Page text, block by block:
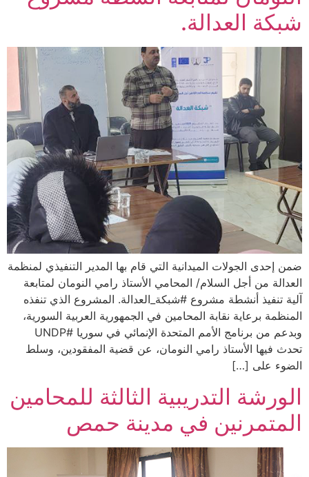
شبكة العدالة.
ضمن إحدى الجولات الميدانية التي قام بها المدير التنفيذي لمنظمة
العدالة من أجل السلام/ المحامي الأستاذ رامي النومان لمتابعة
آلية تنفيذ أنشطة مشروع #شبكة_العدالة. المشروع الذي تنفذه
المنظمة برعاية نقابة المحامين في الجمهورية العربية السورية،
وبدعم من برنامج الأمم المتحدة الإنمائي في سوريا #UNDP
تحدث فيها الأستاذ رامي النومان، عن قضية المفقودين، وسلط
الضوء على […]
الورشة التدريبية الثالثة للمحامين
المتمرنين في مدينة حمص